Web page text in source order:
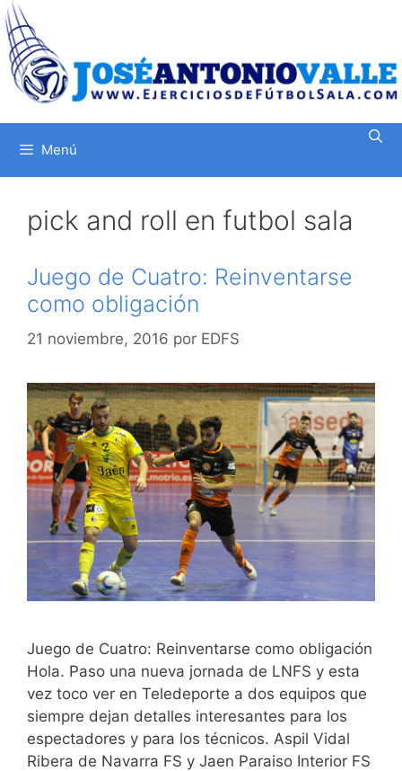
Saltar
al
contenido
Menú
pick and roll en futbol sala
Juego de Cuatro: Reinventarse
como obligación
21 noviembre, 2016 por EDFS
Juego de Cuatro: Reinventarse como obligación
Hola. Paso una nueva jornada de LNFS y esta
vez toco ver en Teledeporte a dos equipos que
siempre dejan detalles interesantes para los
espectadores y para los técnicos. Aspil Vidal
Ribera de Navarra FS y Jaen Paraiso Interior FS